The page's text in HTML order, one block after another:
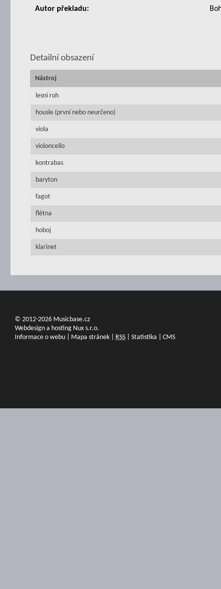
Autor překladu:
Detailní obsazení
Nástroj
lesní roh
housle (první nebo neurčeno)
viola
violoncello
kontrabas
baryton
fagot
flétna
hoboj
klarinet
© 2012-2026 Musicbase.cz
Webdesign a hosting Nux s.r.o.
Informace o webu
Mapa stránek RSS Statistika CMS